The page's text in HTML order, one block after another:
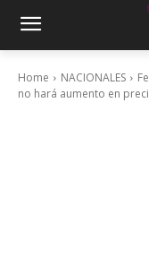
Home NACIONALES
no hará aumento en